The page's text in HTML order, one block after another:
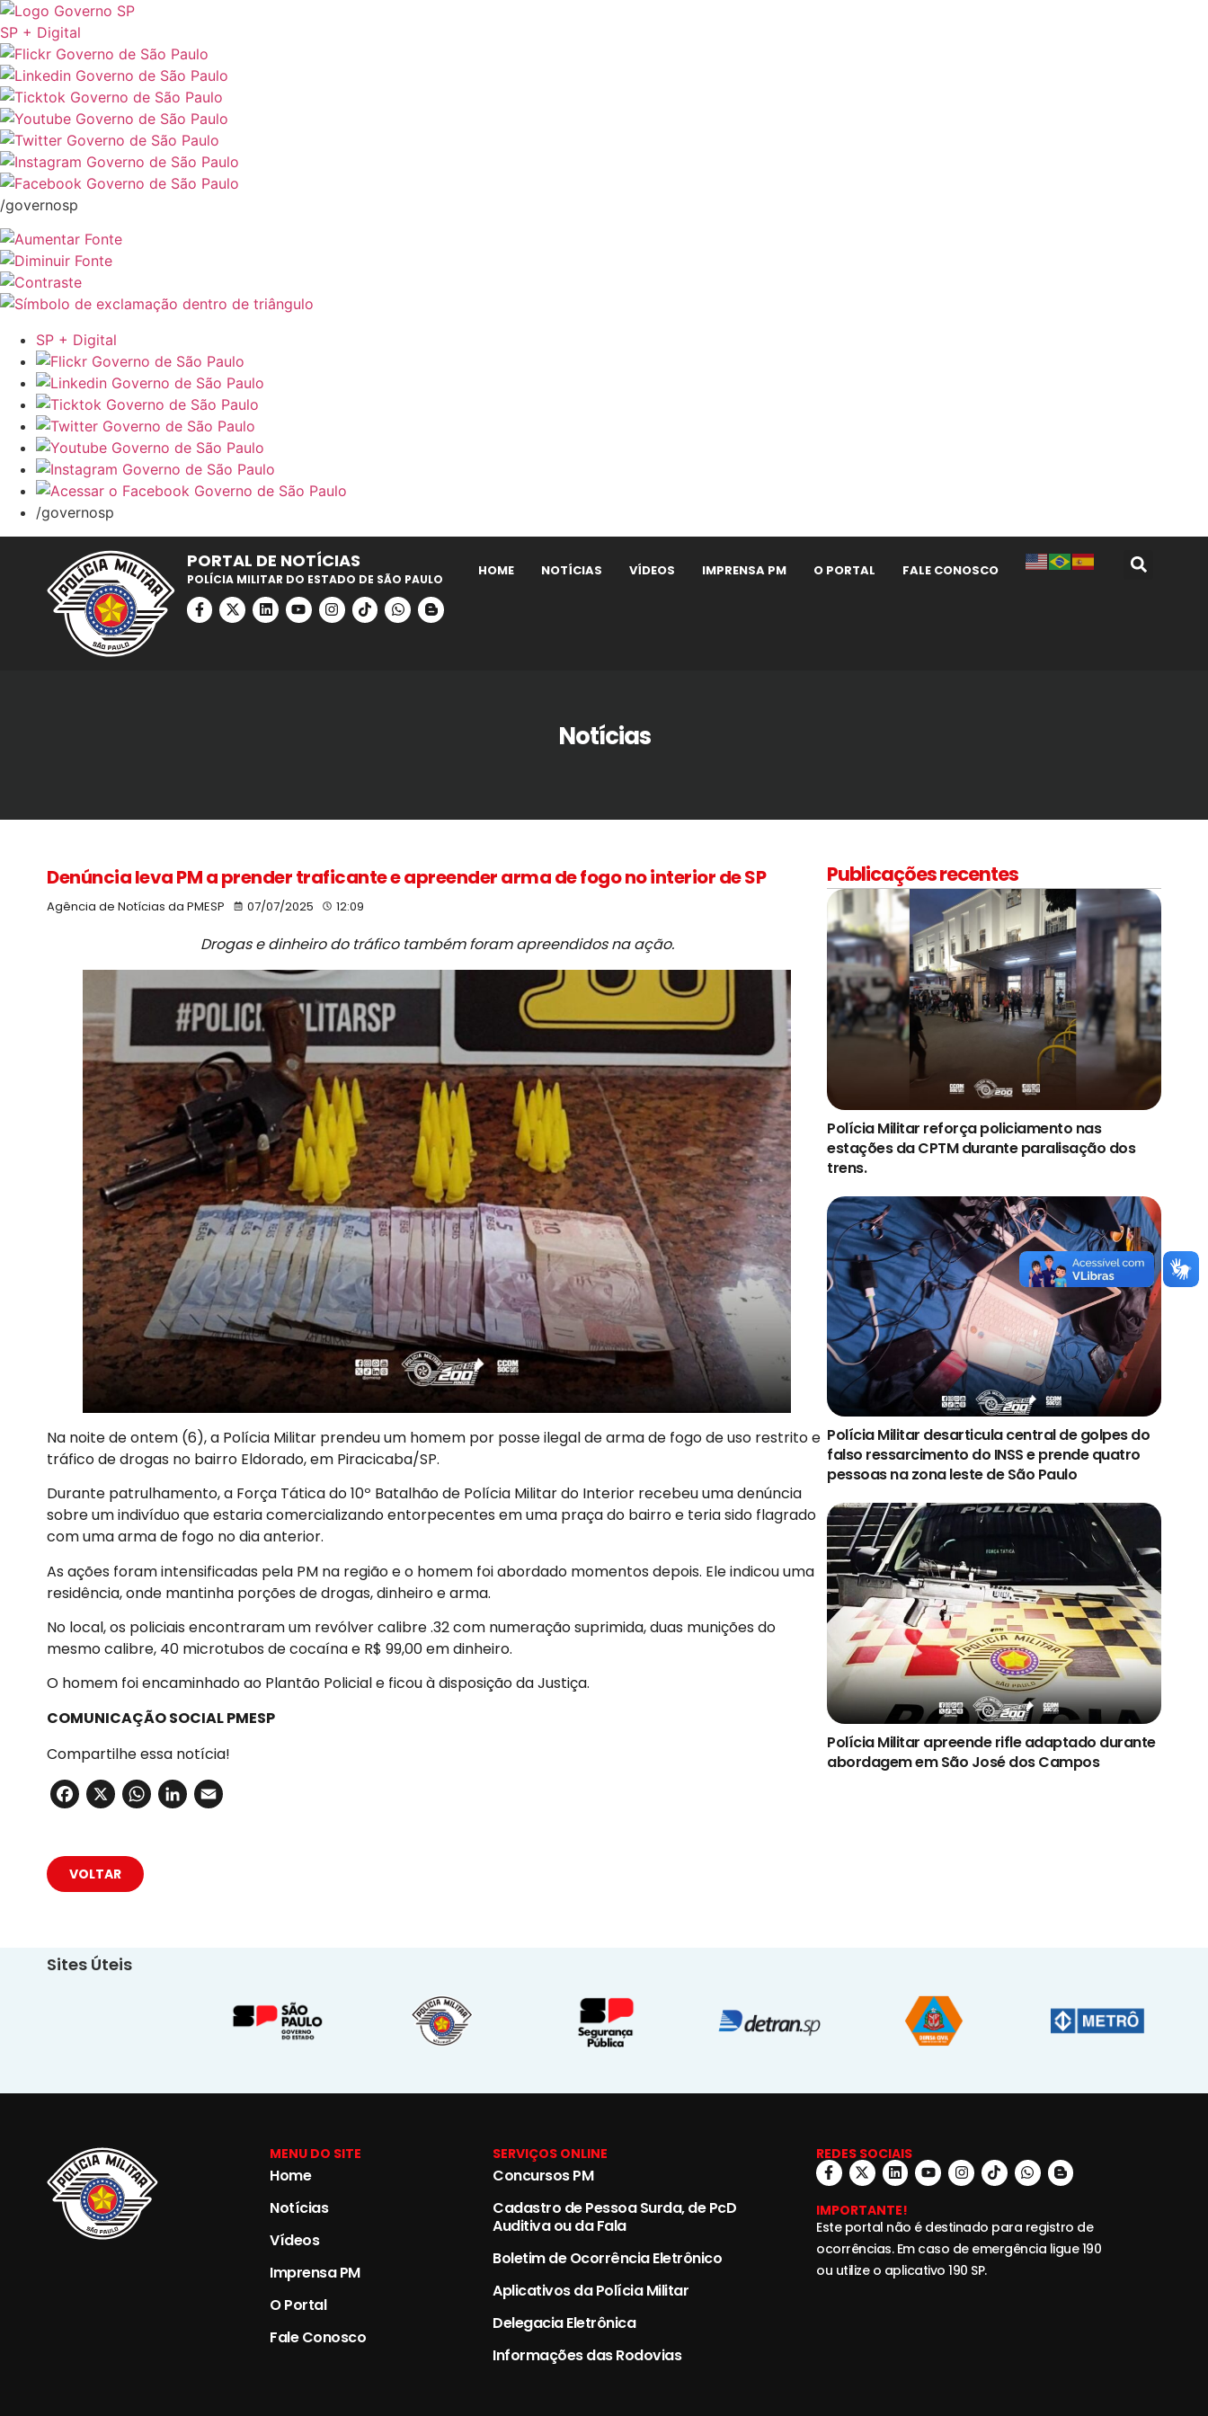
SP + Digital
/governosp
SP + Digital
/governosp
PORTAL DE NOTÍCIAS
POLÍCIA MILITAR DO ESTADO DE SÃO PAULO
HOME NOTÍCIAS VÍDEOS IMPRENSA PM O PORTAL FALE CONOSCO
Notícias
Denúncia leva PM a prender traficante e apreender arma de fogo no interior de SP
Agência de Notícias da PMESP 07/07/2025 12:09
Drogas e dinheiro do tráfico também foram apreendidos na ação.
Na noite de ontem (6), a Polícia Militar prendeu um homem por posse ilegal de arma de fogo de uso restrito e
tráfico de drogas no bairro Eldorado, em Piracicaba/SP.
Durante patrulhamento, a Força Tática do 10º Batalhão de Polícia Militar do Interior recebeu uma denúncia
sobre um indivíduo que estaria comercializando entorpecentes em uma praça do bairro e teria sido flagrado
com uma arma de fogo no dia anterior.
As ações foram intensificadas pela PM na região e o homem foi abordado momentos depois. Ele indicou uma
residência, onde mantinha porções de drogas, dinheiro e arma.
No local, os policiais encontraram um revólver calibre .32 com numeração suprimida, duas munições do
mesmo calibre, 40 microtubos de cocaína e R$ 99,00 em dinheiro.
O homem foi encaminhado ao Plantão Policial e ficou à disposição da Justiça.
COMUNICAÇÃO SOCIAL PMESP
Compartilhe essa notícia!
Facebook
X WhatsApp
LinkedIn
Publicações recentes
Polícia Militar reforça policiamento nas
estações da CPTM durante paralisação dos
trens.
Polícia Militar desarticula central de golpes do
falso ressarcimento do INSS e prende quatro
pessoas na zona leste de São Paulo
Polícia Militar apreende rifle adaptado durante
abordagem em São José dos Campos
VOLTAR
Sites Úteis
MENU DO SITE
Home
Notícias
Vídeos
Imprensa PM
O Portal
Fale Conosco
SERVIÇOS ONLINE
Concursos PM
Cadastro de Pessoa Surda, de PcD
Auditiva ou da Fala
Boletim de Ocorrência Eletrônico
Aplicativos da Polícia Militar
Delegacia Eletrônica
Informações das Rodovias
REDES SOCIAIS
IMPORTANTE!
Este portal não é destinado para registro de
ocorrências. Em caso de emergência ligue 190
ou utilize o aplicativo 190 SP.